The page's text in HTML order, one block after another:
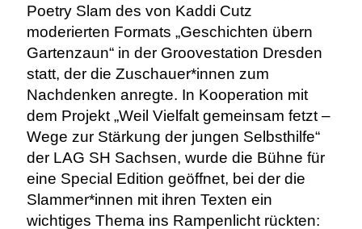
Poetry Slam des von Kaddi Cutz
moderierten Formats „Geschichten übern
Gartenzaun“ in der Groovestation Dresden
statt, der die Zuschauer*innen zum
Nachdenken anregte. In Kooperation mit
dem Projekt „Weil Vielfalt gemeinsam fetzt –
Wege zur Stärkung der jungen Selbsthilfe“
der LAG SH Sachsen, wurde die Bühne für
eine Special Edition geöffnet, bei der die
Slammer*innen mit ihren Texten ein
wichtiges Thema ins Rampenlicht rückten: